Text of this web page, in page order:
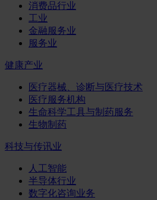
消费品行业
工业
金融服务业
服务业
健康产业
医疗器械、诊断与医疗技术
医疗服务机构
生命科学工具与制药服务
生物制药
科技与传讯业
人工智能
半导体行业
数字化咨询业务